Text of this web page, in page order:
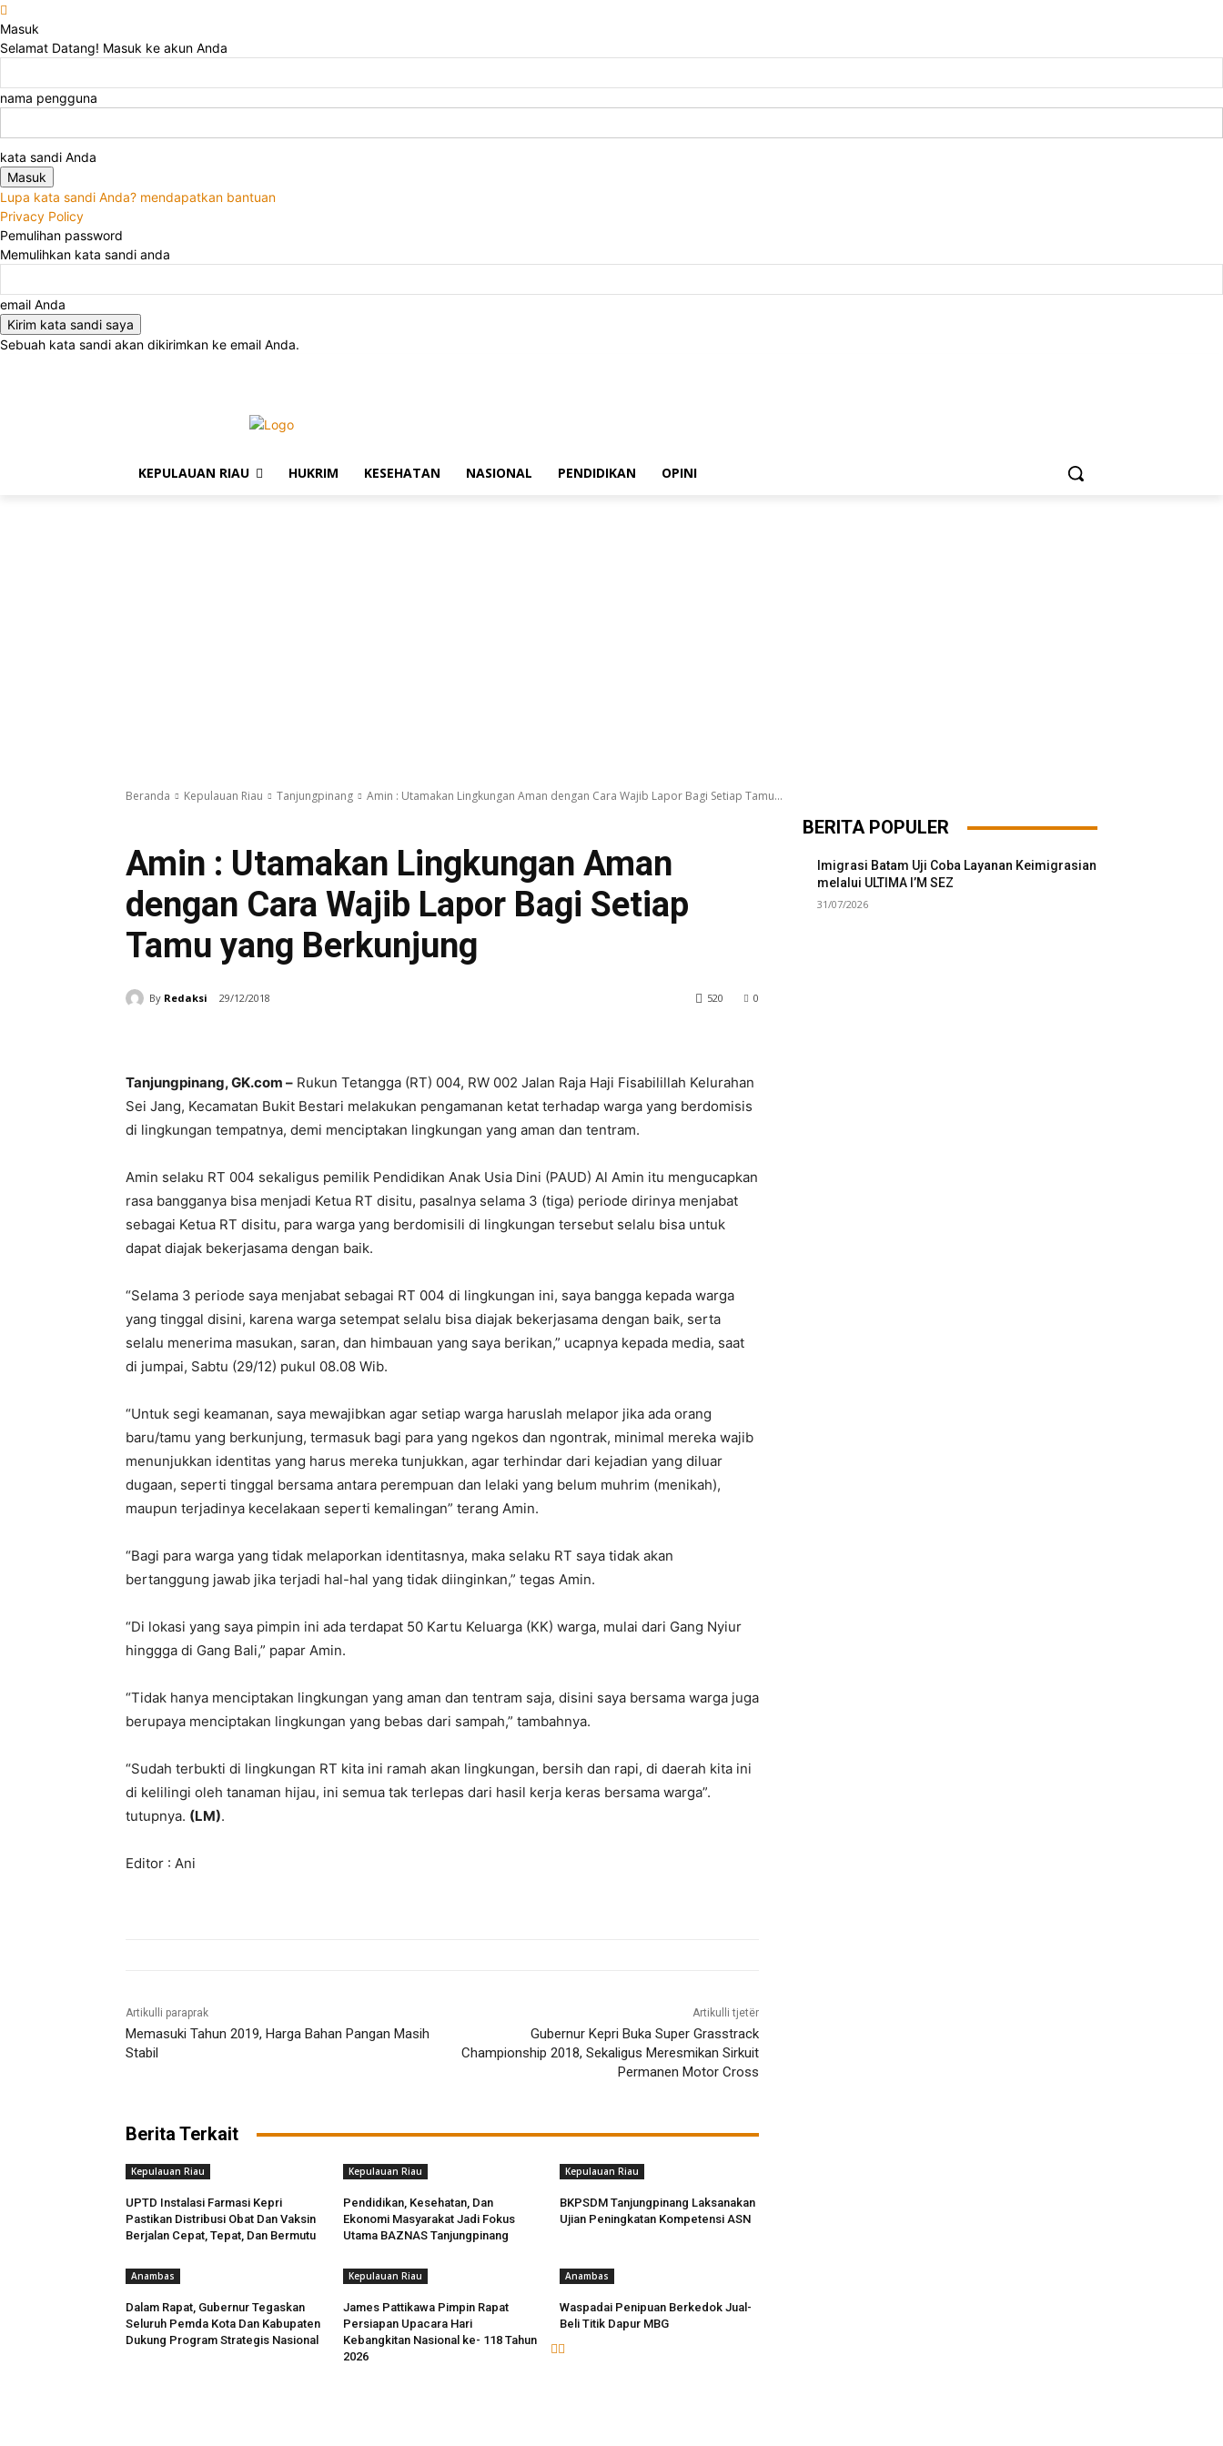
Masuk
Selamat Datang! Masuk ke akun Anda
nama pengguna
kata sandi Anda
Lupa kata sandi Anda? mendapatkan bantuan
Privacy Policy
Pemulihan password
Memulihkan kata sandi anda
email Anda
Sebuah kata sandi akan dikirimkan ke email Anda.
KEPULAUAN RIAU HUKRIM KESEHATAN NASIONAL PENDIDIKAN OPINI
Beranda Kepulauan Riau Tanjungpinang Amin : Utamakan Lingkungan Aman dengan Cara Wajib Lapor Bagi Setiap Tamu...
Amin : Utamakan Lingkungan Aman
dengan Cara Wajib Lapor Bagi Setiap
Tamu yang Berkunjung
By Redaksi 29/12/2018 0
520
Tanjungpinang, GK.com – Rukun Tetangga (RT) 004, RW 002 Jalan Raja Haji Fisabilillah Kelurahan
Sei Jang, Kecamatan Bukit Bestari melakukan pengamanan ketat terhadap warga yang berdomisis
di lingkungan tempatnya, demi menciptakan lingkungan yang aman dan tentram.
Amin selaku RT 004 sekaligus pemilik Pendidikan Anak Usia Dini (PAUD) Al Amin itu mengucapkan
rasa bangganya bisa menjadi Ketua RT disitu, pasalnya selama 3 (tiga) periode dirinya menjabat
sebagai Ketua RT disitu, para warga yang berdomisili di lingkungan tersebut selalu bisa untuk
dapat diajak bekerjasama dengan baik.
“Selama 3 periode saya menjabat sebagai RT 004 di lingkungan ini, saya bangga kepada warga
yang tinggal disini, karena warga setempat selalu bisa diajak bekerjasama dengan baik, serta
selalu menerima masukan, saran, dan himbauan yang saya berikan,” ucapnya kepada media, saat
di jumpai, Sabtu (29/12) pukul 08.08 Wib.
“Untuk segi keamanan, saya mewajibkan agar setiap warga haruslah melapor jika ada orang
baru/tamu yang berkunjung, termasuk bagi para yang ngekos dan ngontrak, minimal mereka wajib
menunjukkan identitas yang harus mereka tunjukkan, agar terhindar dari kejadian yang diluar
dugaan, seperti tinggal bersama antara perempuan dan lelaki yang belum muhrim (menikah),
maupun terjadinya kecelakaan seperti kemalingan” terang Amin.
“Bagi para warga yang tidak melaporkan identitasnya, maka selaku RT saya tidak akan
bertanggung jawab jika terjadi hal-hal yang tidak diinginkan,” tegas Amin.
“Di lokasi yang saya pimpin ini ada terdapat 50 Kartu Keluarga (KK) warga, mulai dari Gang Nyiur
hinggga di Gang Bali,” papar Amin.
“Tidak hanya menciptakan lingkungan yang aman dan tentram saja, disini saya bersama warga juga
berupaya menciptakan lingkungan yang bebas dari sampah,” tambahnya.
“Sudah terbukti di lingkungan RT kita ini ramah akan lingkungan, bersih dan rapi, di daerah kita ini
di kelilingi oleh tanaman hijau, ini semua tak terlepas dari hasil kerja keras bersama warga”.
tutupnya. (LM).
Editor : Ani
Artikulli paraprak
Memasuki Tahun 2019, Harga Bahan Pangan Masih
Stabil
Artikulli tjetër
Gubernur Kepri Buka Super Grasstrack
Championship 2018, Sekaligus Meresmikan Sirkuit
Permanen Motor Cross
Berita Terkait
Kepulauan Riau
UPTD Instalasi Farmasi Kepri
Pastikan Distribusi Obat Dan Vaksin
Berjalan Cepat, Tepat, Dan Bermutu
Kepulauan Riau
Pendidikan, Kesehatan, Dan
Ekonomi Masyarakat Jadi Fokus
Utama BAZNAS Tanjungpinang
Kepulauan Riau
BKPSDM Tanjungpinang Laksanakan
Ujian Peningkatan Kompetensi ASN
Anambas
Dalam Rapat, Gubernur Tegaskan
Seluruh Pemda Kota Dan Kabupaten
Dukung Program Strategis Nasional
Kepulauan Riau
James Pattikawa Pimpin Rapat
Persiapan Upacara Hari
Kebangkitan Nasional ke- 118 Tahun
2026
Anambas
Waspadai Penipuan Berkedok Jual-
Beli Titik Dapur MBG
BERITA POPULER
Imigrasi Batam Uji Coba Layanan Keimigrasian
melalui ULTIMA I’M SEZ
31/07/2026